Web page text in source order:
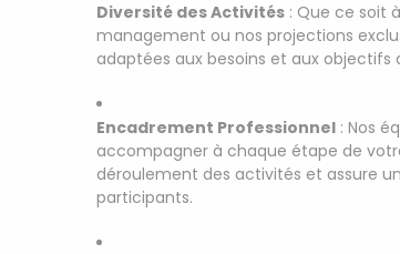
Diversité des Activités : Que ce soit
management ou nos projections
adaptées aux besoins et aux objectifs
Encadrement Professionnel : Nos
accompagner à chaque étape de
déroulement des activités et assure
participants.